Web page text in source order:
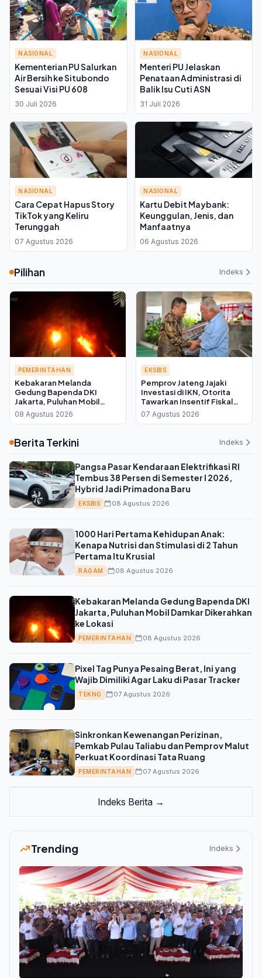
NASIONAL
Kementerian PU Salurkan
Air Bersih ke Situbondo
Sesuai Visi PU 608
30 Juli 2026
NASIONAL
Menteri PU Jelaskan
Penataan Administrasi di
Balik Isu Cuti ASN
31 Juli 2026
NASIONAL
Cara Cepat Hapus Story
TikTok yang Keliru
Terunggah
07 Agustus 2026
NASIONAL
Kartu Debit Maybank:
Keunggulan, Jenis, dan
Manfaatnya
06 Agustus 2026
Pilihan Indeks
PEMERINTAHAN
Kebakaran Melanda
Gedung Bapenda DKI
Jakarta, Puluhan Mobil
Damkar Dikerahkan ke
Lokasi
08 Agustus 2026
EKSBIS
Pemprov Jateng Jajaki
Investasi di IKN, Otorita
Tawarkan Insentif Fiskal
bagi Daerah Mitra
07 Agustus 2026
Berita Terkini Indeks
Pangsa Pasar Kendaraan Elektrifikasi RI
Tembus 38 Persen di Semester I 2026,
Hybrid Jadi Primadona Baru
EKSBIS 08 Agustus 2026
1000 Hari Pertama Kehidupan Anak:
Kenapa Nutrisi dan Stimulasi di 2 Tahun
Pertama Itu Krusial
RAGAM 08 Agustus 2026
Kebakaran Melanda Gedung Bapenda DKI
Jakarta, Puluhan Mobil Damkar Dikerahkan
ke Lokasi
PEMERINTAHAN 08 Agustus 2026
Pixel Tag Punya Pesaing Berat, Ini yang
Wajib Dimiliki Agar Laku di Pasar Tracker
TEKNO 07 Agustus 2026
Sinkronkan Kewenangan Perizinan,
Pemkab Pulau Taliabu dan Pemprov Malut
Perkuat Koordinasi Tata Ruang
PEMERINTAHAN 07 Agustus 2026
Indeks Berita →
Trending Indeks